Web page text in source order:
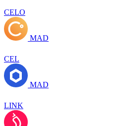
CELO
MAD
CEL
MAD
LINK